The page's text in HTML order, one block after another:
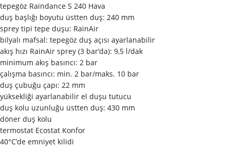
tepegöz Raindance S 240 Hava
duş başlığı boyutu üstten duş: 240 mm
sprey tipi tepe duşu: RainAir
bilyalı mafsal: tepegöz duş açısı ayarlanabilir
akış hızı RainAir sprey (3 bar’da): 9,5 l/dak
minimum akış basıncı: 2 bar
çalışma basıncı: min. 2 bar/maks. 10 bar
duş çubuğu çapı: 22 mm
yüksekliği ayarlanabilir el duşu tutucu
duş kolu uzunluğu üstten duş: 430 mm
döner duş kolu
termostat Ecostat Konfor
40°C’de emniyet kilidi